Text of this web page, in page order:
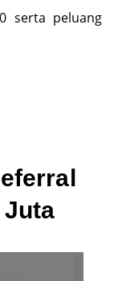
serta peluang
Juta